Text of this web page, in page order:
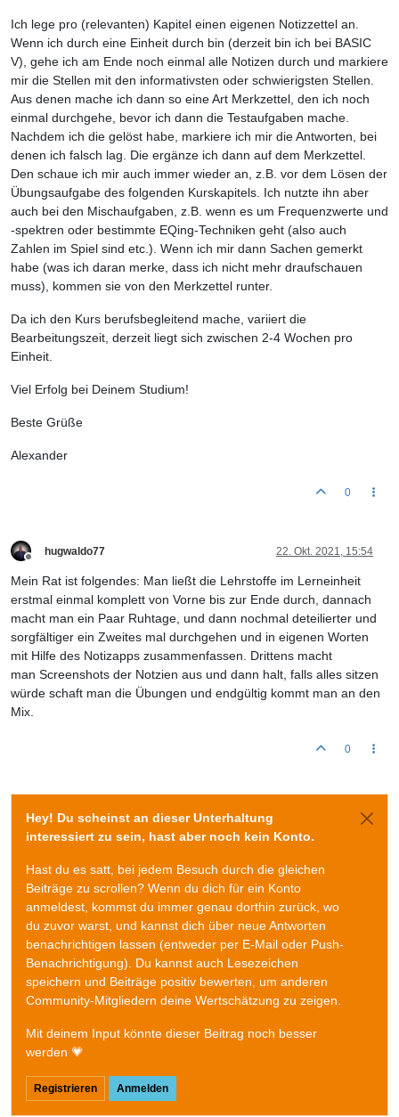
Ich lege pro (relevanten) Kapitel einen eigenen Notizzettel an.
Wenn ich durch eine Einheit durch bin (derzeit bin ich bei BASIC
V), gehe ich am Ende noch einmal alle Notizen durch und markiere
mir die Stellen mit den informativsten oder schwierigsten Stellen.
Aus denen mache ich dann so eine Art Merkzettel, den ich noch
einmal durchgehe, bevor ich dann die Testaufgaben mache.
Nachdem ich die gelöst habe, markiere ich mir die Antworten, bei
denen ich falsch lag. Die ergänze ich dann auf dem Merkzettel.
Den schaue ich mir auch immer wieder an, z.B. vor dem Lösen der
Übungsaufgabe des folgenden Kurskapitels. Ich nutzte ihn aber
auch bei den Mischaufgaben, z.B. wenn es um Frequenzwerte und
-spektren oder bestimmte EQing-Techniken geht (also auch
Zahlen im Spiel sind etc.). Wenn ich mir dann Sachen gemerkt
habe (was ich daran merke, dass ich nicht mehr draufschauen
muss), kommen sie von den Merkzettel runter.
Da ich den Kurs berufsbegleitend mache, variiert die
Bearbeitungszeit, derzeit liegt sich zwischen 2-4 Wochen pro
Einheit.
Viel Erfolg bei Deinem Studium!
Beste Grüße
Alexander
0
hugwaldo77 22. Okt. 2021, 15:54
Mein Rat ist folgendes: Man ließt die Lehrstoffe im Lerneinheit
erstmal einmal komplett von Vorne bis zur Ende durch, dannach
macht man ein Paar Ruhtage, und dann nochmal deteilierter und
sorgfältiger ein Zweites mal durchgehen und in eigenen Worten
mit Hilfe des Notizapps zusammenfassen. Drittens macht
man Screenshots der Notzien aus und dann halt, falls alles sitzen
würde schaft man die Übungen und endgültig kommt man an den
Mix.
0
Hey! Du scheinst an dieser Unterhaltung
interessiert zu sein, hast aber noch kein Konto.
Hast du es satt, bei jedem Besuch durch die gleichen
Beiträge zu scrollen? Wenn du dich für ein Konto
anmeldest, kommst du immer genau dorthin zurück, wo
du zuvor warst, und kannst dich über neue Antworten
benachrichtigen lassen (entweder per E-Mail oder Push-
Benachrichtigung). Du kannst auch Lesezeichen
speichern und Beiträge positiv bewerten, um anderen
Community-Mitgliedern deine Wertschätzung zu zeigen.
Mit deinem Input könnte dieser Beitrag noch besser
werden 💗
Registrieren Anmelden